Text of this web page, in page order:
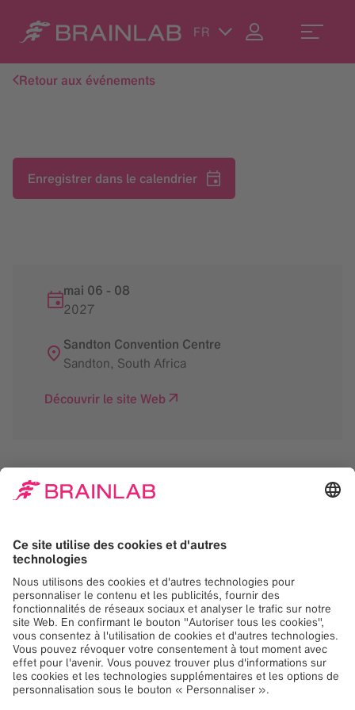
FR
Retour aux événements
Enregistrer dans le calendrier
mai 06 - 08
2027
Sandton Convention Centre
Sandton, South Africa
Découvrir le site Web
votre consentement
pour charger le service
Google Maps!
Nous utilisons Google Maps, pour intégrer du
contenu susceptible de collecter des
données sur votre activité. Veuillez vérifier les
détails et accepter le service pour voir ce
contenu.